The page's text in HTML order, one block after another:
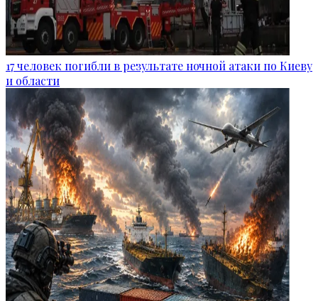
17 человек погибли в результате ночной атаки по Киеву
и области